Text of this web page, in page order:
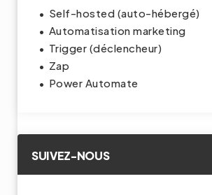
Self-hosted (auto-hébergé)
Automatisation marketing
Trigger (déclencheur)
Zap
Power Automate
SUIVEZ-NOUS